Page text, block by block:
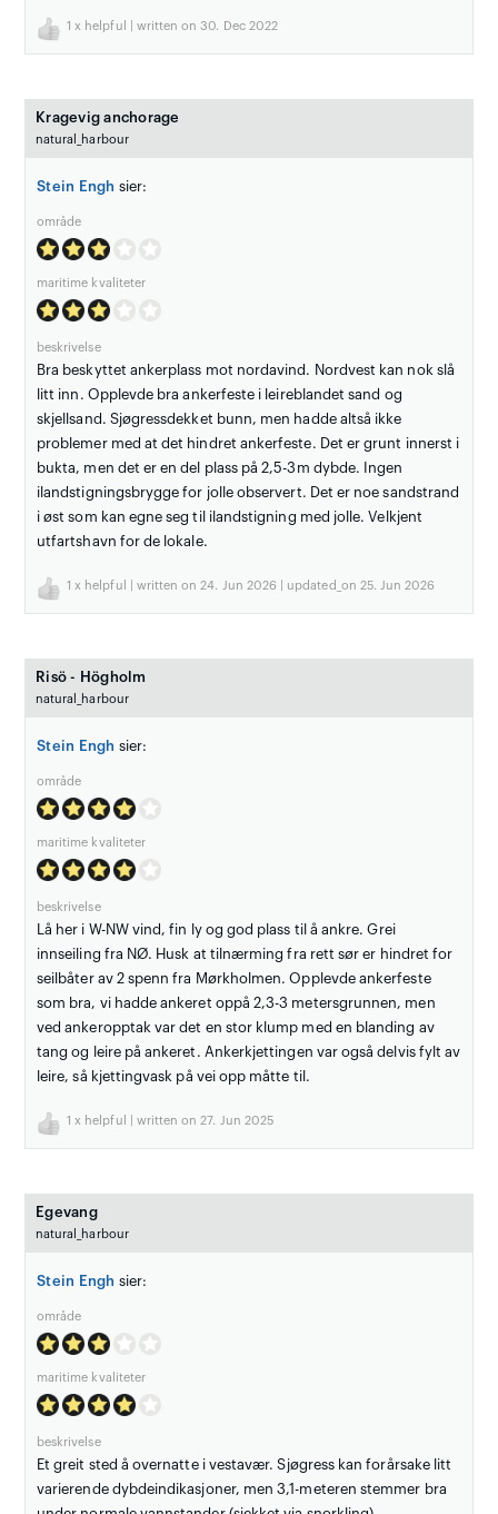
1 x helpful | written on 30. Dec 2022
Kragevig anchorage
natural_harbour
Stein Engh sier:
område
maritime kvaliteter
beskrivelse
Bra beskyttet ankerplass mot nordavind. Nordvest kan nok slå
litt inn. Opplevde bra ankerfeste i leireblandet sand og
skjellsand. Sjøgressdekket bunn, men hadde altså ikke
problemer med at det hindret ankerfeste. Det er grunt innerst i
bukta, men det er en del plass på 2,5-3m dybde. Ingen
ilandstigningsbrygge for jolle observert. Det er noe sandstrand
i øst som kan egne seg til ilandstigning med jolle. Velkjent
utfartshavn for de lokale.
1 x helpful | written on 24. Jun 2026 | updated_on 25. Jun 2026
Risö - Högholm
natural_harbour
Stein Engh sier:
område
maritime kvaliteter
beskrivelse
Lå her i W-NW vind, fin ly og god plass til å ankre. Grei
innseiling fra NØ. Husk at tilnærming fra rett sør er hindret for
seilbåter av 2 spenn fra Mørkholmen. Opplevde ankerfeste
som bra, vi hadde ankeret oppå 2,3-3 metersgrunnen, men
ved ankeropptak var det en stor klump med en blanding av
tang og leire på ankeret. Ankerkjettingen var også delvis fylt av
leire, så kjettingvask på vei opp måtte til.
1 x helpful | written on 27. Jun 2025
Egevang
natural_harbour
Stein Engh sier:
område
maritime kvaliteter
beskrivelse
Et greit sted å overnatte i vestavær. Sjøgress kan forårsake litt
varierende dybdeindikasjoner, men 3,1-meteren stemmer bra